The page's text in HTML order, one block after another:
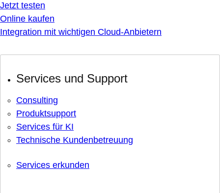
Jetzt testen
Online kaufen
Integration mit wichtigen Cloud-Anbietern
Services und Support
Consulting
Produktsupport
Services für KI
Technische Kundenbetreuung
Services erkunden